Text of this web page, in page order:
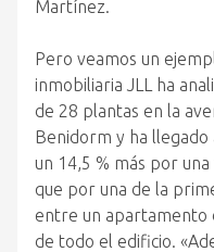
Martínez.
Pero veamos un
inmobiliaria JLL ha
de 28 plantas en la
Benidorm y ha llegado
un 14,5 % más por
que por una de la
entre un apartamento
de todo el edificio.